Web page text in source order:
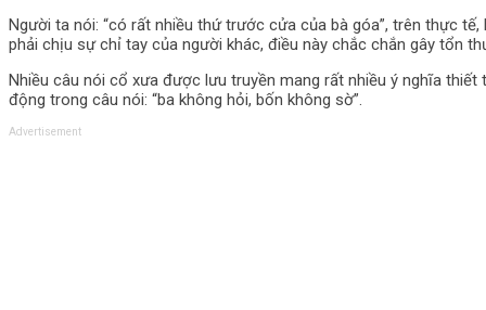
Người ta nói: “có rất nhiều thứ trước cửa của bà góa”, trên thực
phải chịu sự chỉ tay của người khác, điều này chắc chắn gây tổn
Nhiều câu nói cổ xưa được lưu truyền mang rất nhiều ý nghĩa
động trong câu nói: “ba không hỏi, bốn không sờ”.
Advertisement